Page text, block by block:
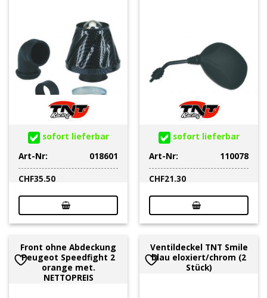
sofort lieferbar
Art-Nr:
018601
CHF35.50
sofort lieferbar
Art-Nr:
110078
CHF21.30
Front ohne Abdeckung
Peugeot Speedfight 2
orange met.
NETTOPREIS
Ventildeckel TNT Smile
blau eloxiert/chrom (2
Stück)